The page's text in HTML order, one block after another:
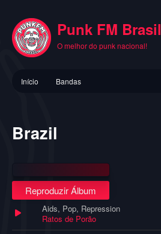
conteúdo
principal
Punk FM Brasil
O melhor do punk nacional!
principal
Início Bandas
Brazil
Reproduzir Álbum
Aids, Pop, Repression
Ratos de Porão